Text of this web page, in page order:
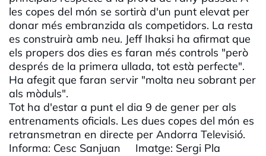
les copes del món se sortirà d'un punt elevat per
donar més embranzida als competidors. La resta
es construirà amb neu. Jeff Ihaksi ha afirmat que
els propers dos dies es faran més controls "però
després de la primera ullada, tot està perfecte".
Ha afegit que faran servir "molta neu sobrant per
als mòduls".
Tot ha d'estar a punt el dia 9 de gener per als
entrenaments oficials. Les dues copes del món es
retransmetran en directe per Andorra Televisió.
Informa: Cesc Sanjuan Imatge: Sergi Pla